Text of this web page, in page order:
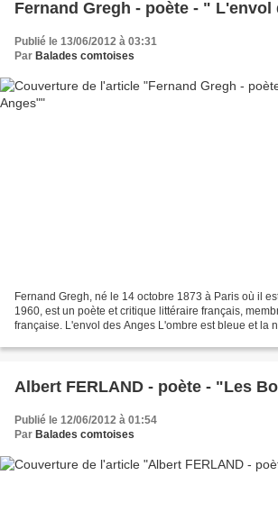
Fernand Gregh - poète - " L'envol
Publié le 13/06/2012 à 03:31
Par Balades comtoises
Fernand Gregh, né le 14 octobre 1873 à Paris où il
1960, est un poète et critique littéraire français,
française. L'envol des Anges L'ombre est bleue et la
Albert FERLAND - poète - "Les
Publié le 12/06/2012 à 01:54
Par Balades comtoises